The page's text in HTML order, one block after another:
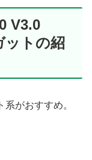
V3.0
ットの紹
がおすすめ。